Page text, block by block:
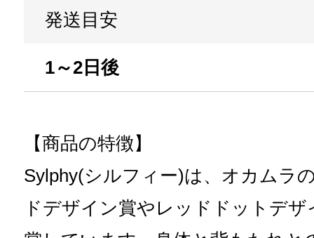
発送目安
1～2日後
【商品の特徴】
Sylphy(シルフィー)は、オカムラ
ドデザイン賞やレッドドットデ